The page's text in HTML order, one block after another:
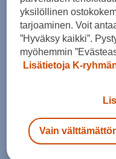
yksilöllinen
tarjoaminen. Voit
”Hyväksy kaikki”.
myöhemmin
Lisätietoja K-
Vain